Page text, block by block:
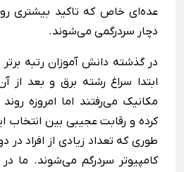
عده‌ای خاص که تاکید بیشتری
دچار سردرگمی می‌شوند.
در گذشته دانش آموزان رتبه
ابتدا سراغ رشته برق و بعد از
مکانیک می‌رفتند اما امروزه
کرده و رقابت عجیبی بین انتخاب
طوری که تعداد زیادی از افراد در
کامپیوتر سردرگم می‌شوند. ما